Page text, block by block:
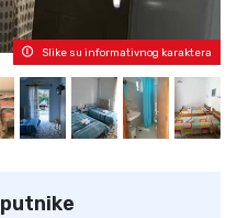
Slike su informativnog karaktera